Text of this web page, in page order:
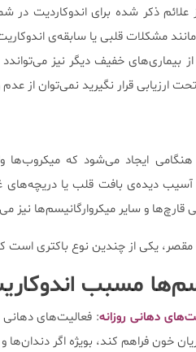
علائم ذکر شده برای اندوکاردیت
مشکلات قلبی یا سابقه‌ی
بیماری‌های خفیف دیگر نیز
ارزیابی قرار نگیرید نمی‌توان از
هنگامی ایجاد می‌شود که
دیده‌ی بافت قلب یا دریچه‌های
قارچ‌ها و سایر میکروارگانیسم‌ها نیز
مقصر، یکی از چندین نوع باکتری‌
مسبب
دهانی روزانه: فعالیت‌های دهانی
خون فراهم کند، بویژه اگر